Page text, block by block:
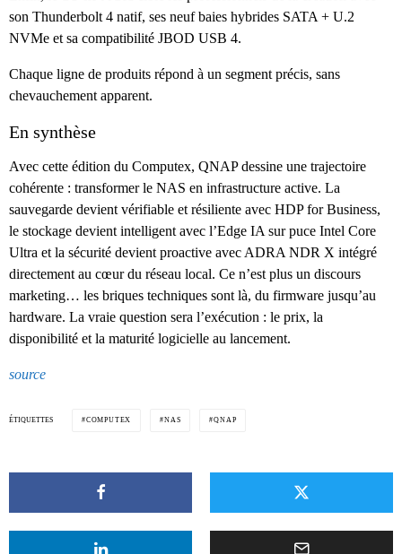
son Thunderbolt 4 natif, ses neuf baies hybrides SATA + U.2
NVMe et sa compatibilité JBOD USB 4.
Chaque ligne de produits répond à un segment précis, sans
chevauchement apparent.
En synthèse
Avec cette édition du Computex, QNAP dessine une trajectoire
cohérente : transformer le NAS en infrastructure active. La
sauvegarde devient vérifiable et résiliente avec HDP for Business,
le stockage devient intelligent avec l’Edge IA sur puce Intel Core
Ultra et la sécurité devient proactive avec ADRA NDR X intégré
directement au cœur du réseau local. Ce n’est plus un discours
marketing… les briques techniques sont là, du firmware jusqu’au
hardware. La vraie question sera l’exécution : le prix, la
disponibilité et la maturité logicielle au lancement.
source
ÉTIQUETTES COMPUTEX NAS QNAP